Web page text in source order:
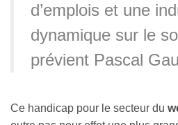
d’emplois et une
dynamique sur le
prévient Pascal
Ce handicap pour le secteur du